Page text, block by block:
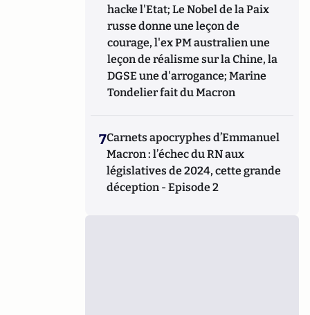
hacke l'Etat; Le Nobel de la Paix
russe donne une leçon de
courage, l'ex PM australien une
leçon de réalisme sur la Chine, la
DGSE une d'arrogance; Marine
Tondelier fait du Macron
7Carnets apocryphes d’Emmanuel
Macron : l’échec du RN aux
législatives de 2024, cette grande
déception - Episode 2